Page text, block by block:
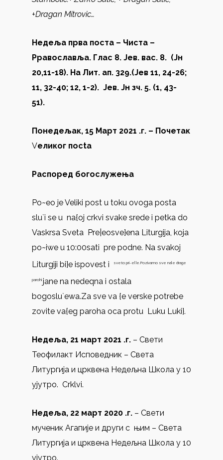
+Dragan Mitrovic…
Недеља прва поста – Чиста –
Pравославља. Глас 8. Јев. вас. 8. (Јн
20,11-18). На Лит. ап. 329.(Јев 11, 24-26;
11, 32-40; 12, 1-2). Јев. Јн зч. 5. (1, 43-
51).
Понедељак, 15 Март 2021 .г. – Почетак
Vеликог посta
Распоред богослужења
Po~eo je Veliki post u toku ovoga posta
slu`i se u na{oj crkvi svake srede i petka do
Vaskrsa Sveta Pre|eosve}ena Liturgija, koja
po~iwe u 10:00sati pre podne. Na svakoj
Liturgiji bi}e ispovest i
sveto pri~e{}e.Pozivamo sve na{e drage
parohi jane na nedeqna i ostala
bogoslu`ewa.Za sve va {e verske potrebe
zovite va{eg paroha oca protu Luku Luki}.
Недеља, 21 март 2021 .г. – Свети
Теофилакт Исповедник – Света
Литургија и црквена Недељна Школа у 10
ујутрo. Crklvi.
Недеља, 22 март 2020 .г. – Свети
мученик Агапије и други с њим – Света
Литургија и црквена Недељна Школа у 10
ујутро.